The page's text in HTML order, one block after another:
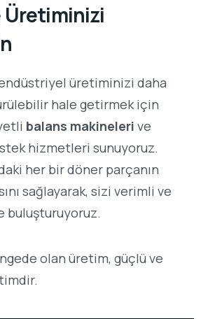
Üretiminizi
üretiminizi daha
hale getirmek için
balans makineleri ve
hizmetleri sunuyoruz.
her bir döner parçanın
sağlayarak, sizi verimli ve
buluşturuyoruz.
olan üretim, güçlü ve